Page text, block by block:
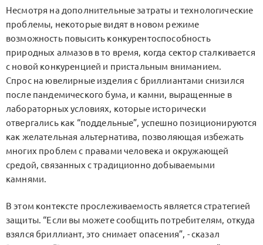
Несмотря на дополнительные затраты и технологические
проблемы, некоторые видят в новом режиме
возможность повысить конкурентоспособность
природных алмазов в то время, когда сектор сталкивается
с новой конкуренцией и пристальным вниманием.
Спрос на ювелирные изделия с бриллиантами снизился
после пандемического бума, и камни, выращенные в
лабораторных условиях, которые исторически
отвергались как “поддельные”, успешно позиционируются
как желательная альтернатива, позволяющая избежать
многих проблем с правами человека и окружающей
средой, связанных с традиционно добываемыми
камнями.
В этом контексте прослеживаемость является стратегией
защиты. “Если вы можете сообщить потребителям, откуда
взялся бриллиант, это снимает опасения”, - сказал